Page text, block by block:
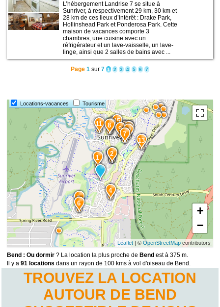
L’hébergement Landrise 7 se situe à
Sunriver, à respectivement 29 km, 30 km et
28 km de ces lieux d’intérêt : Drake Park,
Hollinshead Park et Ponderosa Park. Cette
maison de vacances comporte 3
chambres, une cuisine avec un
réfrigérateur et un lave-vaisselle, un lave-
linge, ainsi que 2 salles de bains avec ...
Page 1 sur 7 1 2 3 4 5 6 7
Locations-vacances Tourisme
15
14
13
12
11 10
9
8
7
6
5
4
3
2
1
+
−
Leaflet| © OpenStreetMapcontributors
Bend : Ou dormir ? La location la plus proche de Bend est à 375 m.
Il y a91 locations dans un rayon de 100 kms à vol d'oiseau de Bend.
TROUVEZ LA LOCATION
AUTOUR DE BEND